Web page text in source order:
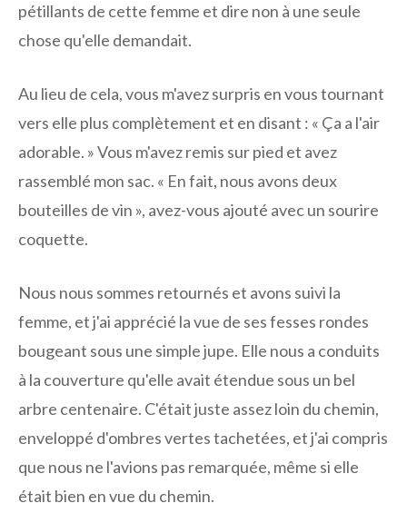
pétillants de cette femme et dire non à une seule
chose qu'elle demandait.
Au lieu de cela, vous m'avez surpris en vous tournant
vers elle plus complètement et en disant : « Ça a l'air
adorable. » Vous m'avez remis sur pied et avez
rassemblé mon sac. « En fait, nous avons deux
bouteilles de vin », avez-vous ajouté avec un sourire
coquette.
Nous nous sommes retournés et avons suivi la
femme, et j'ai apprécié la vue de ses fesses rondes
bougeant sous une simple jupe. Elle nous a conduits
à la couverture qu'elle avait étendue sous un bel
arbre centenaire. C'était juste assez loin du chemin,
enveloppé d'ombres vertes tachetées, et j'ai compris
que nous ne l'avions pas remarquée, même si elle
était bien en vue du chemin.